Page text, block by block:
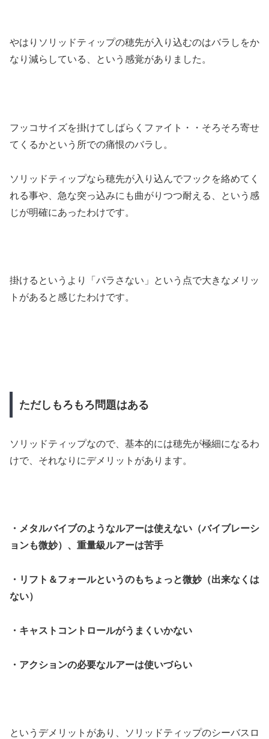
やはり ソリッドティップの穂先が入り込むのはバラしをか
なり減らしている、という感覚がありました 。
フッコサイズを掛けてしばらくファイト・・そろそろ寄せ
てくるかという所での痛恨のバラし。
ソリッドティップなら穂先が入り込んでフックを絡めてく
れる事や、急な突っ込みにも曲がりつつ耐える、という感
じが明確にあったわけです。
掛けるというより「バラさない」という点で大きなメリッ
トがある と感じたわけです。
ただしもろもろ問題はある
ソリッドティップなので、基本的には穂先が極細になるわ
けで、それなりにデメリットがあります。
・メタルバイブのようなルアーは使えない（バイブレーシ
ョンも微妙）、重量級ルアーは苦手
・リフト＆フォールというのもちょっと微妙（出来なくは
ない）
・キャストコントロールがうまくいかない
・アクションの必要なルアーは使いづらい
というデメリットがあり、ソリッドティップのシーバスロ